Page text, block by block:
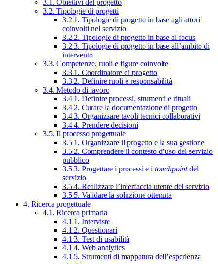
3.1. Obiettivi del progetto
3.2. Tipologie di progetti
3.2.1. Tipologie di progetto in base agli attori
coinvolti nel servizio
3.2.2. Tipologie di progetto in base al focus
3.2.3. Tipologie di progetto in base all’ambito di
intervento
3.3. Competenze, ruoli e figure coinvolte
3.3.1. Coordinatore di progetto
3.3.2. Definire ruoli e responsabilità
3.4. Metodo di lavoro
3.4.1. Definire processi, strumenti e rituali
3.4.2. Curare la documentazione di progetto
3.4.3. Organizzare tavoli tecnici collaborativi
3.4.4. Prendere decisioni
3.5. Il processo progettuale
3.5.1. Organizzare il progetto e la sua gestione
3.5.2. Comprendere il contesto d’uso del servizio
pubblico
3.5.3. Progettare i processi e i touchpointdel
servizio
3.5.4. Realizzare l’interfaccia utente del servizio
3.5.5. Validare la soluzione ottenuta
4. Ricerca progettuale
4.1. Ricerca primaria
4.1.1. Interviste
4.1.2. Questionari
4.1.3. Test di usabilità
4.1.4. Web analytics
4.1.5. Strumenti di mappatura dell’esperienza